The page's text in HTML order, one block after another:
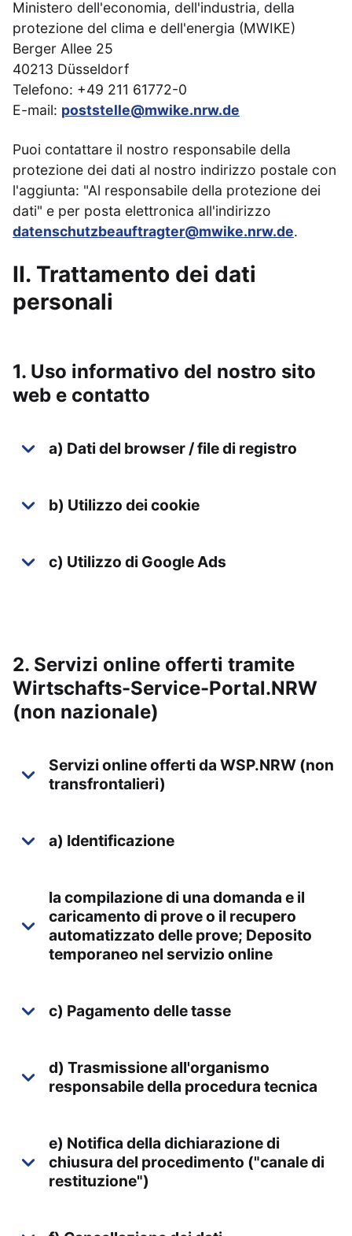
Ministero dell'economia, dell'industria, della
protezione del clima e dell'energia (MWIKE)
Berger Allee 25
40213 Düsseldorf
Telefono: +49 211 61772-0
E-mail: poststelle@mwike.nrw.de
Puoi contattare il nostro responsabile della
protezione dei dati al nostro indirizzo postale con
l'aggiunta: "Al responsabile della protezione dei
dati" e per posta elettronica all'indirizzo
datenschutzbeauftragter@mwike.nrw.de.
II. Trattamento dei dati
personali
1. Uso informativo del nostro sito
web e contatto
a) Dati del browser / file di registro
b) Utilizzo dei cookie
c) Utilizzo di Google Ads
2. Servizi online offerti tramite
Wirtschafts-Service-Portal.NRW
(non nazionale)
Servizi online offerti da WSP.NRW (non
transfrontalieri)
a) Identificazione
la compilazione di una domanda e il
caricamento di prove o il recupero
automatizzato delle prove; Deposito
temporaneo nel servizio online
c) Pagamento delle tasse
d) Trasmissione all'organismo
responsabile della procedura tecnica
e) Notifica della dichiarazione di
chiusura del procedimento ("canale di
restituzione")